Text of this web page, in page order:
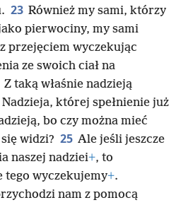
23 Również my sami, którzy
pierwociny, my sami
przejęciem wyczekując
ze swoich ciał na
Z taką właśnie nadzieją
której spełnienie już
bo czy można mieć
widzi? 25 Ale jeśli jeszcze
naszej nadziei+, to
tego wyczekujemy+.
nam z pomocą